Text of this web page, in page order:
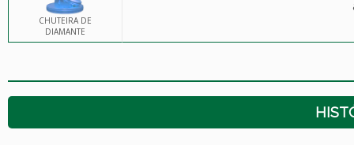
CHUTEIRA DE
DIAMANTE